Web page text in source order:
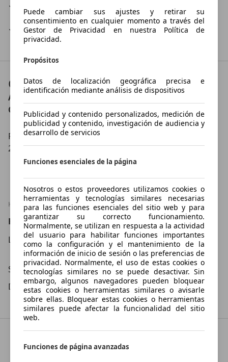
Taller
Contacto
AUTOS MUTRIKU
Contáctanos en:
PG IND. MIJOA 2
20830 MUTRIKU
Mostrar número
HORARIO
Horario
Lu – Vi
09:00 – 13:00 Hora
15:00 – 19:00 Hora
Sá
10:00 – 13:00 Hora
Do
Cerrado
Puede cambiar sus ajustes y retirar su
consentimiento en cualquier momento a través del
Gestor de Privacidad en nuestra Política de
privacidad.
Propósitos
Datos de localización geográfica precisa e
identificación mediante análisis de dispositivos
Publicidad y contenido personalizados, medición de
publicidad y contenido, investigación de audiencia y
desarrollo de servicios
Funciones esenciales de la página
Nosotros o estos proveedores utilizamos cookies o
herramientas y tecnologías similares necesarias
para las funciones esenciales del sitio web y para
garantizar su correcto funcionamiento.
Normalmente, se utilizan en respuesta a la actividad
del usuario para habilitar funciones importantes
como la configuración y el mantenimiento de la
información de inicio de sesión o las preferencias de
privacidad. Normalmente, el uso de estas cookies o
tecnologías similares no se puede desactivar. Sin
embargo, algunos navegadores pueden bloquear
estas cookies o herramientas similares o avisarle
sobre ellas. Bloquear estas cookies o herramientas
similares puede afectar la funcionalidad del sitio
web.
Funciones de página avanzadas